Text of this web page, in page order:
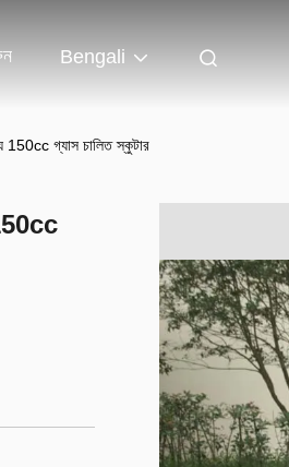
Bengali
150cc গ্যাস চালিত স্কুটার